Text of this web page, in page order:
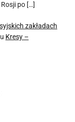
po […]
zakładach
Kresy –